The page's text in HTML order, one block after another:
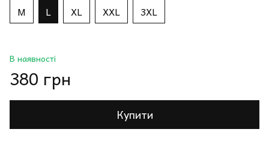
M L XL XXL 3XL
В наявності
380 грн
Купити